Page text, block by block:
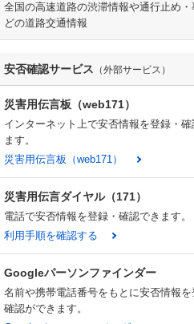
全国の高速道路の渋滞情報や通行止め・
どの道路交通情報
安否確認サービス （外部サービス）
災害用伝言板（web171）
インターネット上で安否情報を登録・確
ます。
災害用伝言板（web171）
災害用伝言ダイヤル（171）
電話で安否情報を登録・確認できます。
利用手順を確認する
Googleパーソンファインダー
名前や携帯電話番号をもとに安否情報を
確認ができます。